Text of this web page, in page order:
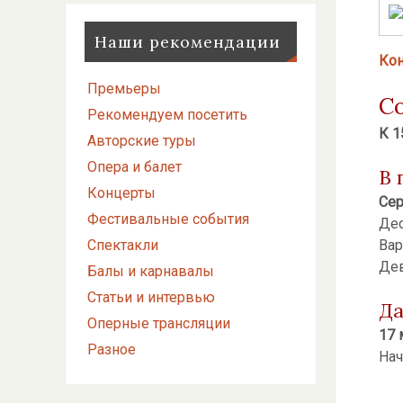
К
В
17
Наши рекомендации
Премьеры
Рекомендуем посетить
Авторские туры
Опера и балет
Концерты
Фестивальные события
Спектакли
Балы и карнавалы
Статьи и интервью
Оперные трансляции
Разное